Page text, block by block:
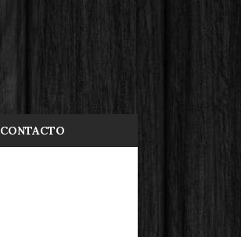
CONTACTO